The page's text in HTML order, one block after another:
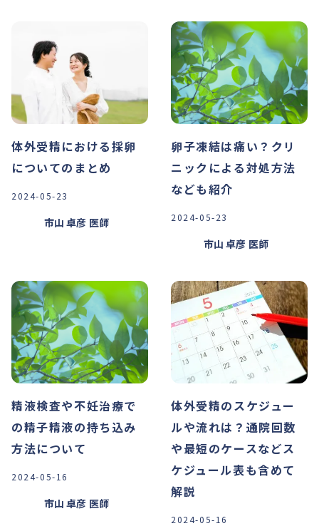
体外受精における採卵
についてのまとめ
2024-05-23
市山 卓彦 医師
卵子凍結は痛い？クリ
ニックによる対処方法
なども紹介
2024-05-23
市山 卓彦 医師
精液検査や不妊治療で
の精子精液の持ち込み
方法について
2024-05-16
市山 卓彦 医師
体外受精のスケジュー
ルや流れは？通院回数
や最短のケースなどス
ケジュール表も含めて
解説
2024-05-16